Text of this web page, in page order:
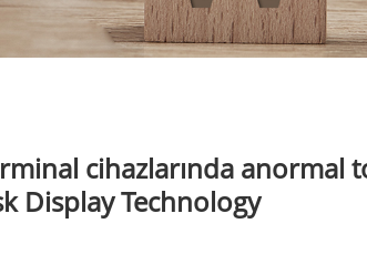
cihazlarında
Display Technology